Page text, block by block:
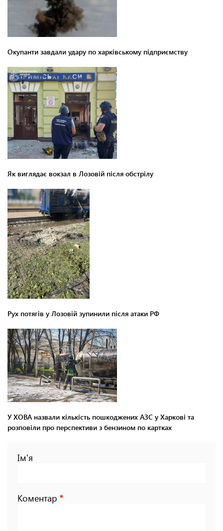
Окупанти завдали удару по харківському підприємству
Як виглядає вокзал в Лозовій після обстрілу
Рух потягів у Лозовій зупинили після атаки РФ
У ХОВА назвали кількість пошкоджених АЗС у Харкові та
розповіли про перспективи з бензином по картках
Ім'я
Коментар